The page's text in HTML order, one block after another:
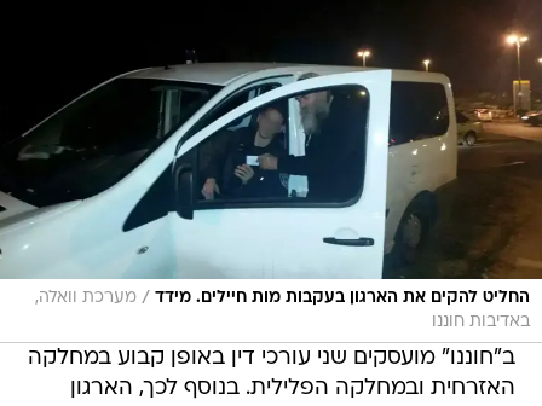
החליט להקים את הארגון בעקבות מות חיילים. מידד / מערכת וואלה,
באדיבות חוננו
ב"חוננו" מועסקים שני עורכי דין באופן קבוע במחלקה
האזרחית ובמחלקה הפלילית. בנוסף לכך, הארגון